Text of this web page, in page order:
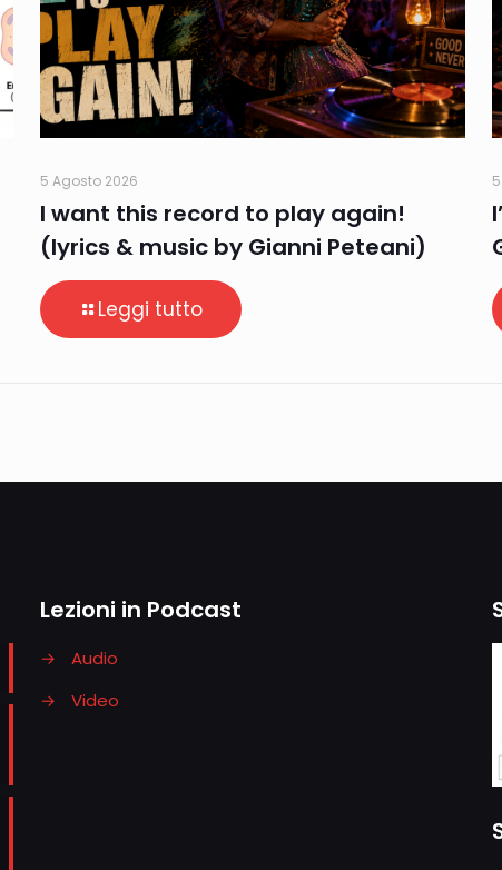
5 Agosto 2026
I want this record to play again!
(lyrics & music by Gianni Peteani)
Leggi tutto
Lezioni in Podcast
→
Audio
→
Video